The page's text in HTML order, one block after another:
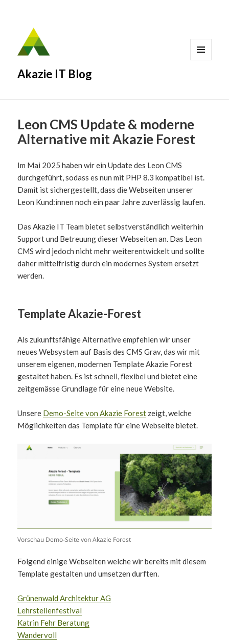
Akazie IT Blog
Leon CMS Update & moderne
Alternative mit Akazie Forest
Im Mai 2025 haben wir ein Update des Leon CMS
durchgeführt, sodass es nun mit PHP 8.3 kompatibel ist.
Damit ist sichergestellt, dass die Webseiten unserer
Leon Kund:innen noch ein paar Jahre zuverlässig laufen.
Das Akazie IT Team bietet selbstverständlich weiterhin
Support und Betreuung dieser Webseiten an. Das Leon
CMS wird jedoch nicht mehr weiterentwickelt und sollte
daher mittelfristig durch ein modernes System ersetzt
werden.
Template Akazie-Forest
Als zukunftsfähige Alternative empfehlen wir unser
neues Websystem auf Basis des CMS Grav, das wir mit
unserem eigenen, modernen Template Akazie Forest
gestaltet haben. Es ist schnell, flexibel und bietet eine
zeitgemässe Grundlage für eine neue Website.
Unsere Demo-Seite von Akazie Forest zeigt, welche
Möglichkeiten das Template für eine Webseite bietet.
Vorschau Demo-Seite von Akazie Forest
Folgend einige Webseiten welche wir bereits mit diesem
Template gestalten und umsetzen durften.
Grünenwald Architektur AG
Lehrstellenfestival
Katrin Fehr Beratung
Wandervoll